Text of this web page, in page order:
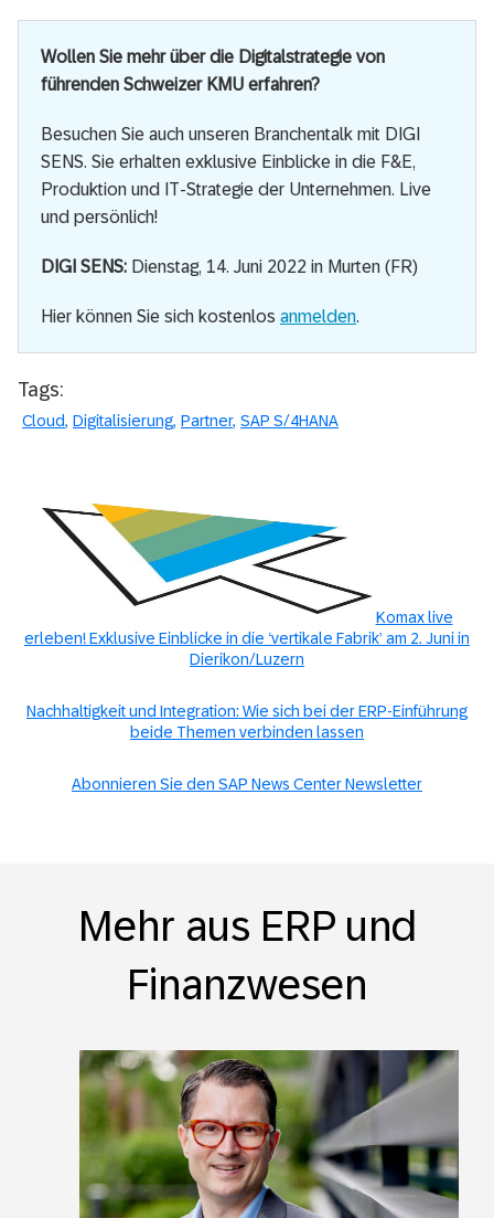
Wollen Sie mehr über die Digitalstrategie von
führenden Schweizer KMU erfahren?
Besuchen Sie auch unseren Branchentalk mit DIGI
SENS. Sie erhalten exklusive Einblicke in die F&E,
Produktion und IT-Strategie der Unternehmen. Live
und persönlich!
DIGI SENS: Dienstag, 14. Juni 2022 in Murten (FR)
Hier können Sie sich kostenlos anmelden.
Tags:
Cloud Digitalisierung Partner SAP S/4HANA
Komax live
erleben! Exklusive Einblicke in die ‘vertikale Fabrik’ am 2. Juni in
Dierikon/Luzern
Nachhaltigkeit und Integration: Wie sich bei der ERP-Einführung
beide Themen verbinden lassen
Abonnieren Sie den SAP News Center Newsletter
Mehr aus ERP und
Finanzwesen